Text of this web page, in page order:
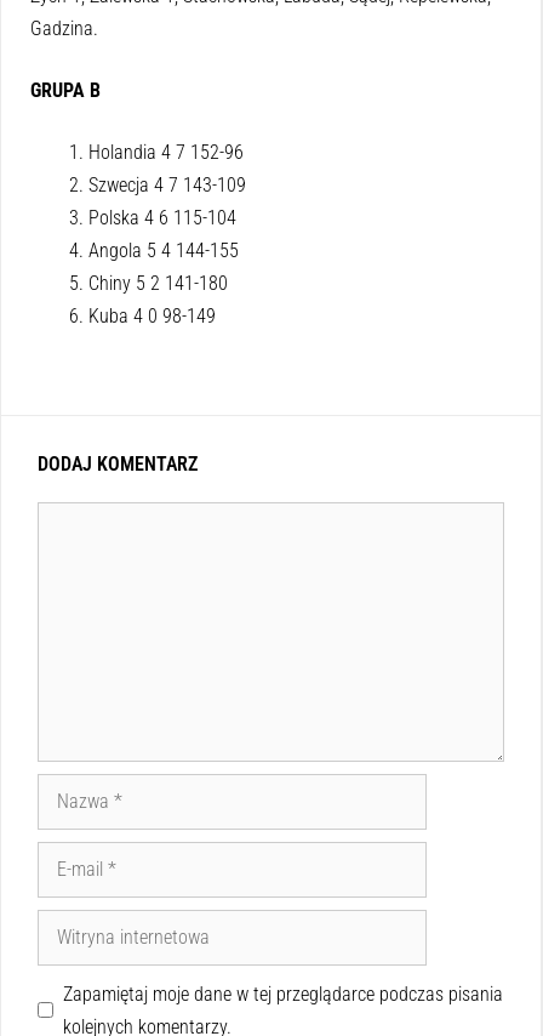
Gadzina.
GRUPA B
Holandia 4 7 152-96
Szwecja 4 7 143-109
Polska 4 6 115-104
Angola 5 4 144-155
Chiny 5 2 141-180
Kuba 4 0 98-149
DODAJ KOMENTARZ
Zapamiętaj moje dane w tej przeglądarce podczas pisania
kolejnych komentarzy.